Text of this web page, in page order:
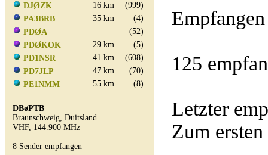
DJØZK
16 km
(999)
PA3BRB
35 km
(4)
PDØA
(52)
PDØKOK
29 km
(5)
PD1NSR
41 km
(608)
PD7JLP
47 km
(70)
PE1NMM
55 km (8)
DBøPTB
Braunschweig, Duitsland
VHF, 144.900 MHz
8 Sender empfangen
125
Letzter
Zum